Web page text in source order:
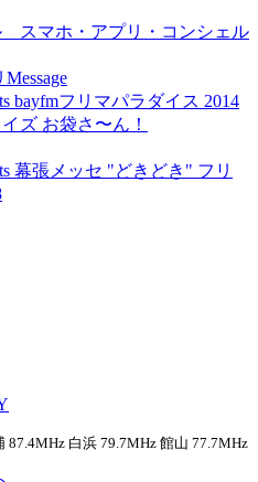
スマホ・アプリ・コンシェル
bayfmフリマパラダイス 2014
ズ お袋さ〜ん！
幕張メッセ "どきどき" フリ
87.4MHz 白浜 79.7MHz 館山 77.7MHz